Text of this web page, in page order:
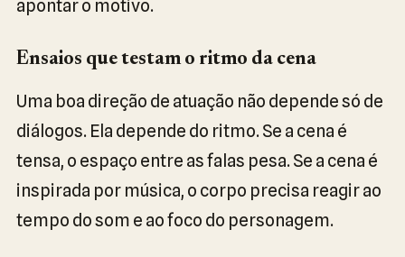
apontar o motivo.
Ensaios que testam o ritmo da cena
Uma boa direção de atuação não depende só de
diálogos. Ela depende do ritmo. Se a cena é
tensa, o espaço entre as falas pesa. Se a cena é
inspirada por música, o corpo precisa reagir ao
tempo do som e ao foco do personagem.